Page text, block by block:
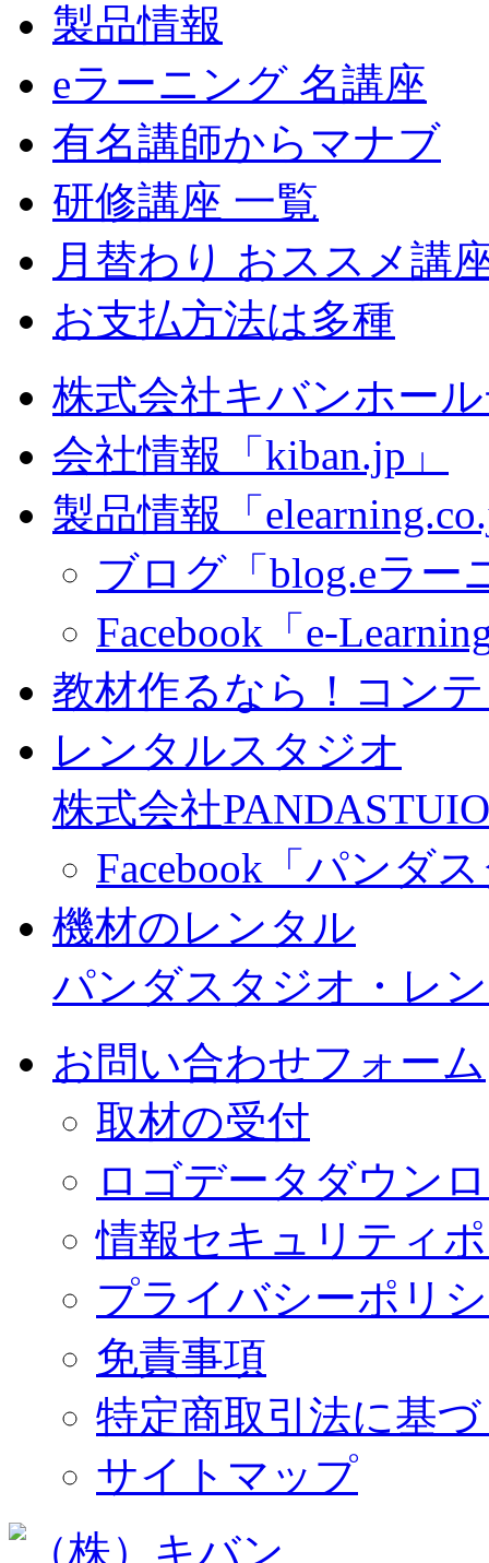
製品情報
eラーニング 名講座
有名講師からマナブ
研修講座 一覧
月替わり おススメ講
お支払方法は多種
株式会社キバンホー
会社情報「kiban.jp」
製品情報「
ブログ「blog.eラー
Facebook「e-
教材作るなら！コン
レンタルスタジオ
株式会社
Facebook「パンダ
機材のレンタル
パンダスタジオ・レ
お問い合わせフォーム
取材の受付
ロゴデータダウン
情報セキュリティ
プライバシーポリ
免責事項
特定商取引法に基
サイトマップ